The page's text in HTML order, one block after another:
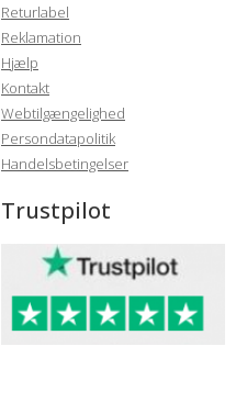
Returlabel
Reklamation
Hjælp
Kontakt
Webtilgængelighed
Persondatapolitik
Handelsbetingelser
Trustpilot